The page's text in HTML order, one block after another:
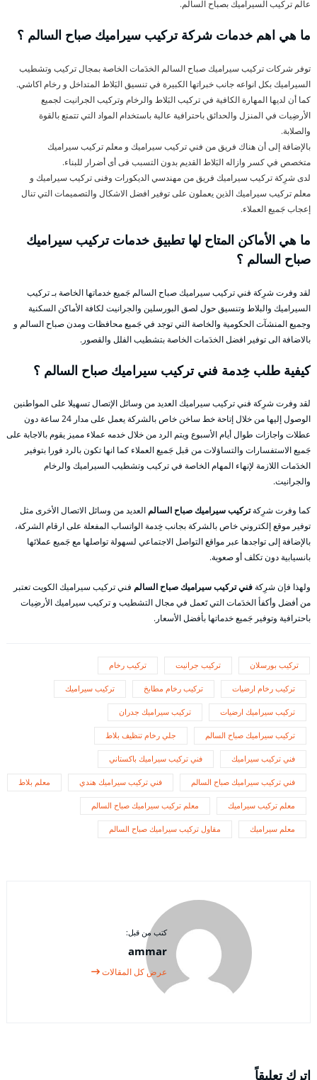
عالم تركيب السيراميك بصباح السالم.
ما هي اهم خدمات شركة تركيب سيراميك صباح السالم ؟
توفر شركات تركيب سيراميك صباح السالم الخدَمات الخاصة بمجال تركيب وتشطيب
السيراميك بكل انواعه جانب خبراتها الكبيرة في تنسيق البَلاط المتداخل و رخام اكاشي.
كما أن لديها المهارة الكافية في تركيب البَلاط والرخام وتركيب الجرانيت لجميع
الأرضِيات في المنزل والحدائق باحترافية عالية باستخدام المواد التي تتمتع بالقوة
والصلابة.
بالإضافة إلى أن هناك فريق من فني تركيب سيراميك و معلم تركيب سيراميك
متخصص في كسر وازاله البَلاط القديم بدون التسبب فى أى أضرار للبناء.
لدى شرِكة تركيب سيراميك فريق من مهندسي الديكورات وفنى تركيب سيراميك و
معلم تركيب سيراميك الذين يعملون على توفير افضل الاشكال والتصميمات التي تنال
إعجاب جَميع العملاء.
ما هي الأماكن المتاح لها تطبيق خدمات تركيب سيراميك
صباح السالم ؟
لقد وفرت شرِكة فني تركيب سيراميك صباح السالم جَميع خدماتها الخاصة بـ تركيب
السيراميك والبلاط وتنسيق حول لصق البورسلين والجرانيت لكافة الأماكن السكنية
وجميع المنشآت الحكومية والخاصة التي توجد في جَميع محافظات ومدن صباح السالم و
بالاضافة الى توفير افضل الخدَمات الخاصة بتشطيب الفلل والقصور.
كيفية طلب خِدمة فني تركيب سيراميك صباح السالم ؟
لقد وفرت شرِكة فني تركيب سيراميك العديد من وسائل الإتصال تسهيلا على المواطنين
الوصول إليها من خلال إتاحة خط ساخن خاص بالشركة يعمل على مدار 24 ساعة دون
عطلات واجازات طوال أيام الأسبوع ويتم الرد من خلال خدمه عملاء مميز يقوم بالاجابة على
جَميع الاستفسارات والتساؤلات من قبل جَميع العملاء كما انها تكون بالرد فورا بتوفير
الخدَمات اللازمة لإنهاء المهام الخاصة في تركيب وتشطيب السيراميك والرخام
والجرانيت.
كما وفرت شرِكةتركيب سيراميك صباح السالمالعديد من وسائل الاتصال الأخرى مثل
توفير موقع إلكتروني خاص بالشركة بجانب خِدمة الواتساب المفعلة على ارقام الشركة،
بالإضافة إلى تواجدها عبر مواقع التواصل الاجتماعي لسهولة تواصلها مع جَميع عملائها
بانسيابية دون تكلف أو صعوبة.
ولهذا فإن شرِكةفني تركيب سيراميك صباح السالم فني تركيب سيراميك الكويت تعتبر
من أفضل وأكفأ الخدَمات التي تَعمل في مجال التشطيب و تركيب سيراميك الأرضِيات
باحترافية وتوفير جَميع خدماتها بأفضل الأسعار.
تركيب بورسلان تركيب جرانيت تركيب رخام
تركيب رخام ارضيات تركيب رخام مطابخ تركيب سيراميك
تركيب سيراميك ارضيات تركيب سيراميك جدران
تركيب سيراميك صباح السالم جلي رخام تنظيف بلاط
فني تركيب سيراميك فني تركيب سيراميك باكستاني
فني تركيب سيراميك صباح السالم فني تركيب سيراميك هندي معلم بلاط
معلم تركيب سيراميك معلم تركيب سيراميك صباح السالم
معلم سيراميك مقاول تركيب سيراميك صباح السالم
كتب من قبل:
ammar
عرض كل المقالات
اترك تعليقاً